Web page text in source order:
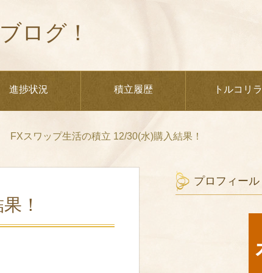
ログ！
進捗状況 積立履歴 トルコリラ
FXスワップ生活の積立 12/30(水)購入結果！
！
プロフィール